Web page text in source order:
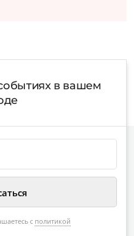
в вашем
с политикой